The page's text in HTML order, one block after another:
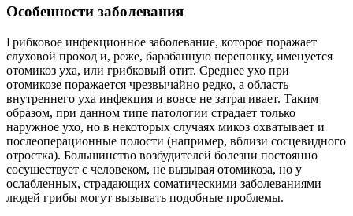
Особенности заболевания
Грибковое инфекционное заболевание, которое поражает
слуховой проход и, реже, барабанную перепонку, именуется
отомикоз уха, или грибковый отит. Среднее ухо при
отомикозе поражается чрезвычайно редко, а область
внутреннего уха инфекция и вовсе не затрагивает. Таким
образом, при данном типе патологии страдает только
наружное ухо, но в некоторых случаях микоз охватывает и
послеоперационные полости (например, вблизи сосцевидного
отростка). Большинство возбудителей болезни постоянно
сосуществует с человеком, не вызывая отомикоза, но у
ослабленных, страдающих соматическими заболеваниями
людей грибы могут вызывать подобные проблемы.